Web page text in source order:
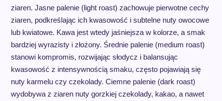
ziaren. Jasne palenie (light roast) zachowuje pierwotne cechy
ziaren, podkreślając ich kwasowość i subtelne nuty owocowe
lub kwiatowe. Kawa jest wtedy jaśniejsza w kolorze, a smak
bardziej wyrazisty i złożony. Średnie palenie (medium roast)
stanowi kompromis, rozwijając słodycz i balansując
kwasowość z intensywnością smaku, często pojawiają się
nuty karmelu czy czekolady. Ciemne palenie (dark roast)
wydobywa z ziaren nuty gorzkiej czekolady, kakao, a nawet